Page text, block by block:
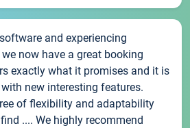
and experiencing
now have a great booking
exactly what it promises and it is
new interesting features.
of flexibility and adaptability
.... We highly recommend